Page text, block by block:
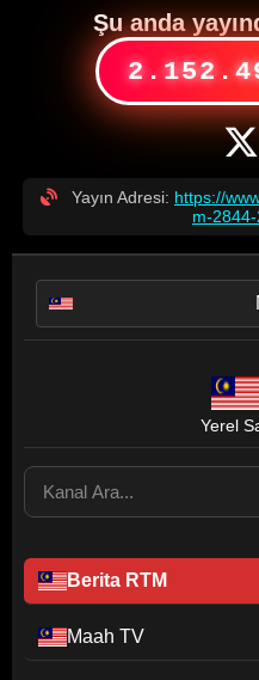
Şu anda
Yayın Adresi: https://
m-
Yerel
Berita RTM
Maah TV